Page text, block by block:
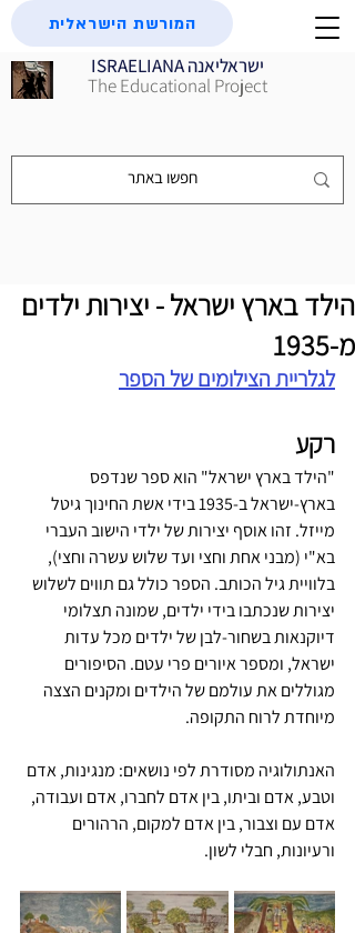
ISRAELIANA ישראליאנה
The Educational Project
המורשת הישראלית
הילד בארץ ישראל - יצירות ילדים
מ-1935
לגלריית הצילומים של הספר
רקע
"הילד בארץ ישראל" הוא ספר שנדפס
בארץ-ישראל ב-1935 בידי אשת החינוך גיטל
מייזל. זהו אוסף יצירות של ילדי הישוב העברי
בא"י (מבני אחת וחצי ועד שלוש עשרה וחצי),
בלוויית גיל הכותב. הספר כולל גם תווים לשלוש
יצירות שנכתבו בידי ילדים, שמונה תצלומי
דיוקנאות בשחור-לבן של ילדים מכל עדות
ישראל, ומספר איורים פרי עטם. הסיפורים
מגוללים את עולמם של הילדים ומקנים הצצה
מיוחדת לרוח התקופה.
האנתולוגיה מסודרת לפי נושאים: מנגינות, אדם
וטבע, אדם וביתו, בין אדם לחברו, אדם ועבודה,
אדם עם וצבור, בין אדם למקום, הרהורים
ורעיונות, חבלי לשון.